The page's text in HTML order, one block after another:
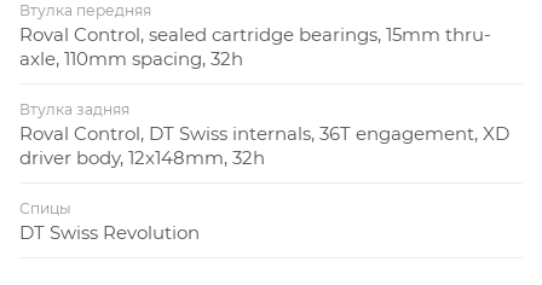
Втулка передняя
Roval Control, sealed cartridge bearings, 15mm thru-
axle, 110mm spacing, 32h
Втулка задняя
Roval Control, DT Swiss internals, 36T engagement, XD
driver body, 12x148mm, 32h
Спицы
DT Swiss Revolution